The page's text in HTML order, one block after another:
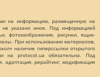
на информацию, размещенную на
не указано иное. Под информацией
фотоизображения, рисунки, ящик-
При использовании материалов,
наличие гиперссылки открытого
на protocol.ua обязательна. Под
адаптация, рерайтинг, модификация